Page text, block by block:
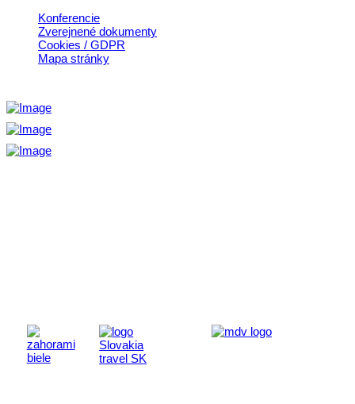
Konferencie
Zverejnené dokumenty
Cookies / GDPR
Mapa stránky